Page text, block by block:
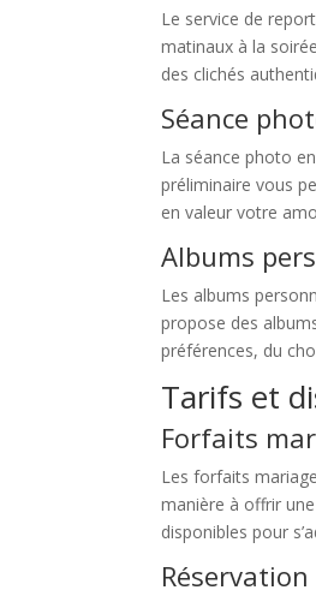
Le service de
matinaux à la
des clichés
Séance
La séance photo
préliminaire vous
en valeur votre
Albums
Les albums
propose des
préférences, du
Tarifs et
Forfaits
Les forfaits
manière à offrir
disponibles pour